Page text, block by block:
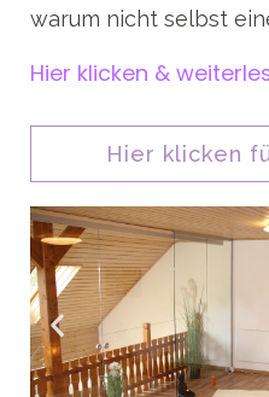
warum nicht selbst
Hier klicken &
Hier klicken